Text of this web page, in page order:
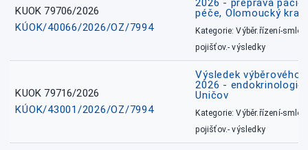
KUOK 79706/2026
KÚOK/40066/2026/OZ/7994
2026 - přeprava
péče, Olomoucký kraj
Kategorie: Výběr.řízení-
pojišťov.- výsledky
KUOK 79716/2026
KÚOK/43001/2026/OZ/7994
Výsledek výběrového
2026 - endokrinologie
Uničov
Kategorie: Výběr.řízení-
pojišťov.- výsledky